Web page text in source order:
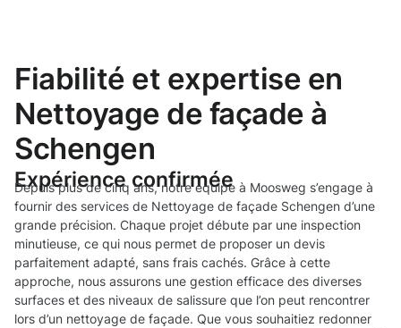
Fiabilité et expertise en
Nettoyage de façade à
Schengen
Expérience confirmée
Depuis plus de cinq ans, notre équipe à Moosweg s’engage à
fournir des services de Nettoyage de façade Schengen d’une
grande précision. Chaque projet débute par une inspection
minutieuse, ce qui nous permet de proposer un devis
parfaitement adapté, sans frais cachés. Grâce à cette
approche, nous assurons une gestion efficace des diverses
surfaces et des niveaux de salissure que l’on peut rencontrer
lors d’un nettoyage de façade. Que vous souhaitiez redonner